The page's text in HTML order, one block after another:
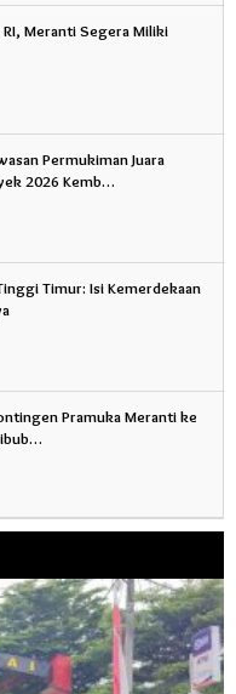
Meranti Segera Miliki
Permukiman Juara
2026 Kemb…
Timur: Isi Kemerdekaan
Pramuka Meranti ke